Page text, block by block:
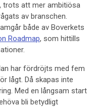
trots att mer ambitiösa
av branschen.
både av Boverkets
Roadmap, som hittills
har fördröjts med fem
lågt. Då skapas inte
Med en långsam start
bli betydligt